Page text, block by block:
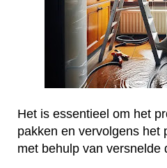
Het is essentieel om het
pakken en vervolgens het
met behulp van versnelde